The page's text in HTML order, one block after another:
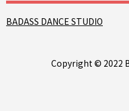
BADASS DANCE STUDIO
Copyright © 2022